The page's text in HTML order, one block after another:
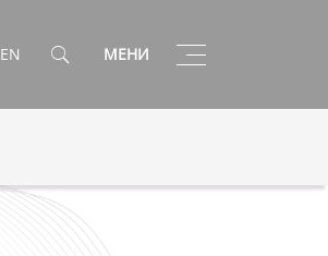
EN МЕНИ Toggle
navigation